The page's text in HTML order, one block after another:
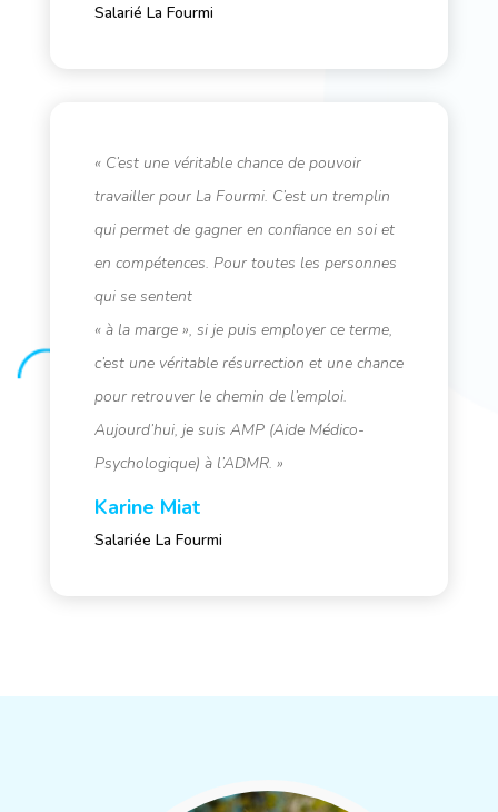
Salarié La Fourmi
« C’est une véritable chance de pouvoir
travailler pour La Fourmi. C’est un tremplin
qui permet de gagner en confiance en soi et
en compétences. Pour toutes les personnes
qui se sentent
« à la marge », si je puis employer ce terme,
c’est une véritable résurrection et une chance
pour retrouver le chemin de l’emploi.
Aujourd’hui, je suis AMP (Aide Médico-
Psychologique) à l’ADMR. »
Karine Miat
Salariée La Fourmi